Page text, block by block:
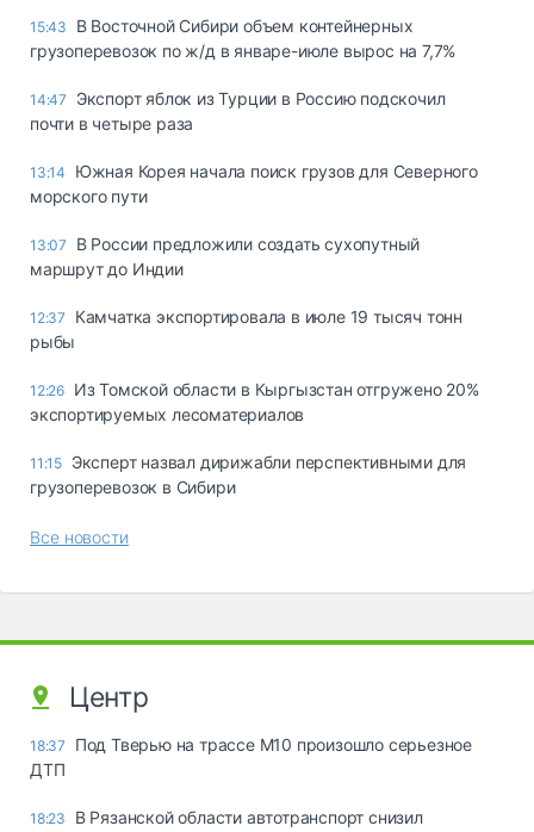
15:43
В Восточной Сибири объем контейнерных
грузоперевозок по ж/д в январе-июле вырос на 7,7%
14:47
Экспорт яблок из Турции в Россию подскочил
почти в четыре раза
13:14
Южная Корея начала поиск грузов для Северного
морского пути
13:07
В России предложили создать сухопутный
маршрут до Индии
12:37
Камчатка экспортировала в июле 19 тысяч тонн
рыбы
12:26 Из Томской области в Кыргызстан отгружено 20%
экспортируемых лесоматериалов
11:15 Эксперт назвал дирижабли перспективными для
грузоперевозок в Сибири
Все новости
Центр
18:37
Под Тверью на трассе М10 произошло серьезное
ДТП
18:23
В Рязанской области автотранспорт снизил